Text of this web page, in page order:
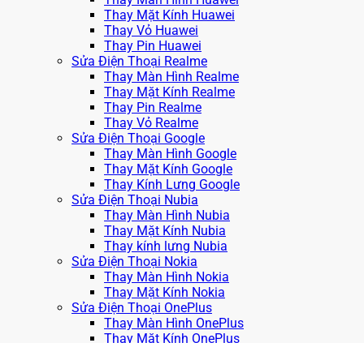
Thay Mặt Kính Huawei
Thay Vỏ Huawei
Thay Pin Huawei
Sửa Điện Thoại Realme
Thay Màn Hình Realme
Thay Mặt Kính Realme
Thay Pin Realme
Thay Vỏ Realme
Sửa Điện Thoại Google
Thay Màn Hình Google
Thay Mặt Kính Google
Thay Kính Lưng Google
Sửa Điện Thoại Nubia
Thay Màn Hình Nubia
Thay Mặt Kính Nubia
Thay kính lưng Nubia
Sửa Điện Thoại Nokia
Thay Màn Hình Nokia
Thay Mặt Kính Nokia
Sửa Điện Thoại OnePlus
Thay Màn Hình OnePlus
Thay Mặt Kính OnePlus